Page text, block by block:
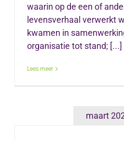
waarin op de een of
levensverhaal verwerkt
kwamen in
organisatie tot stand; [...]
Lees meer
maart